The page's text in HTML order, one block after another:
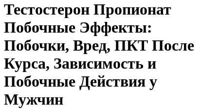
Тестостерон Пропионат
Побочные Эффекты:
Побочки, Вред, ПКТ После
Курса, Зависимость и
Побочные Действия у
Мужчин